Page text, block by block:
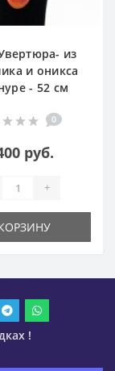
из
и оникса
- 52 см
0
руб.
+
!